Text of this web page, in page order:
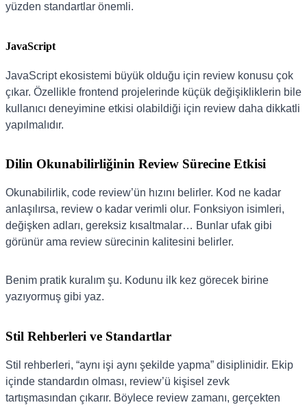
yüzden standartlar önemli.
JavaScript
JavaScript ekosistemi büyük olduğu için review konusu çok
çıkar. Özellikle frontend projelerinde küçük değişikliklerin bile
kullanıcı deneyimine etkisi olabildiği için review daha dikkatli
yapılmalıdır.
Dilin Okunabilirliğinin Review Sürecine Etkisi
Okunabilirlik, code review’ün hızını belirler. Kod ne kadar
anlaşılırsa, review o kadar verimli olur. Fonksiyon isimleri,
değişken adları, gereksiz kısaltmalar… Bunlar ufak gibi
görünür ama review sürecinin kalitesini belirler.
Benim pratik kuralım şu. Kodunu ilk kez görecek birine
yazıyormuş gibi yaz.
Stil Rehberleri ve Standartlar
Stil rehberleri, “aynı işi aynı şekilde yapma” disiplinidir. Ekip
içinde standardın olması, review’ü kişisel zevk
tartışmasından çıkarır. Böylece review zamanı, gerçekten